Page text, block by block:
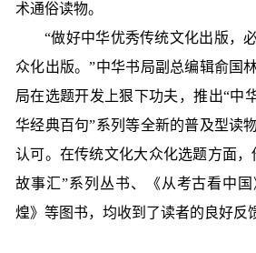
术通俗读物。
“做好中华优秀传统文化出版，必
众化出版。”中华书局副总编辑俞国
局在选题开发上狠下功夫，推出“中
华经典百句”系列等全新的普及型读
认可。在传统文化大众化选题方面
故事汇”系列丛书、《从考古看中
煌》等图书，均收到了读者的良好反